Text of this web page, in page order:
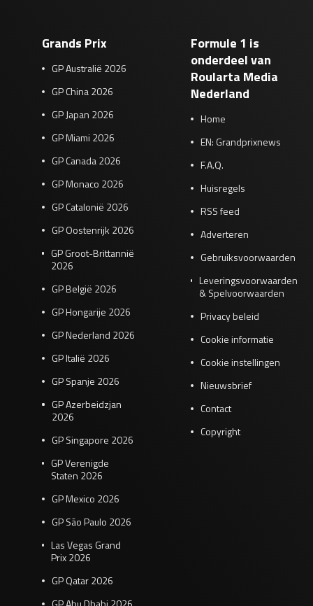
Grands Prix
GP Australië 2026
GP China 2026
GP Japan 2026
GP Miami 2026
GP Canada 2026
GP Monaco 2026
GP Catalonië 2026
GP Oostenrijk 2026
GP Groot-Brittannië
2026
GP België 2026
GP Hongarije 2026
GP Nederland 2026
GP Italië 2026
GP Spanje 2026
GP Azerbeidzjan
2026
GP Singapore 2026
GP Verenigde
Staten 2026
GP Mexico 2026
GP São Paulo 2026
Las Vegas Grand
Prix 2026
GP Qatar 2026
Formule 1 is
onderdeel van
Roularta Media
Nederland
Home
EN: Grandprixnews
F.A.Q.
Huisregels
RSS feed
Adverteren
Gebruiksvoorwaarden
Leveringsvoorwaarden
& Spelvoorwaarden
Privacy beleid
Cookie informatie
Cookie instellingen
Nieuwsbrief
Contact
Copyright